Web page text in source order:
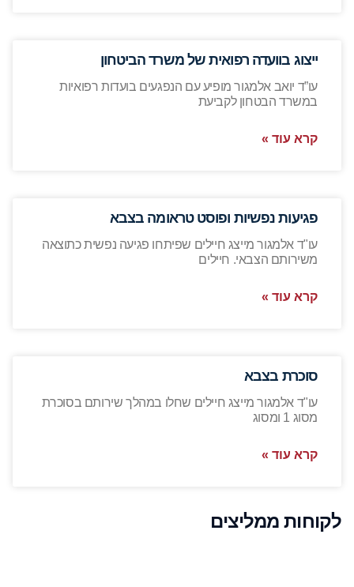
ייצוג בוועדה רפואית של משרד הביטחון
עו”ד יואב אלמגור מופיע עם הנפגעים בועדות רפואיות
במשרד הבטחון לקביעת
קרא עוד »
פגיעות נפשיות ופוסט טראומה בצבא
עו"ד אלמגור מייצג חיילים שפיתחו פגיעה נפשית כתוצאה
משירותם הצבאי. חיילים
קרא עוד »
סוכרת בצבא
עו"ד אלמגור מייצג חיילים שחלו במהלך שירותם בסוכרת
מסוג 1 ומסוג
קרא עוד »
לקוחות ממליצים